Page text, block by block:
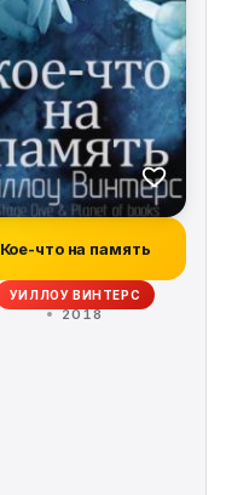
Кое-что на память
УИЛЛОУ ВИНТЕРС
2018